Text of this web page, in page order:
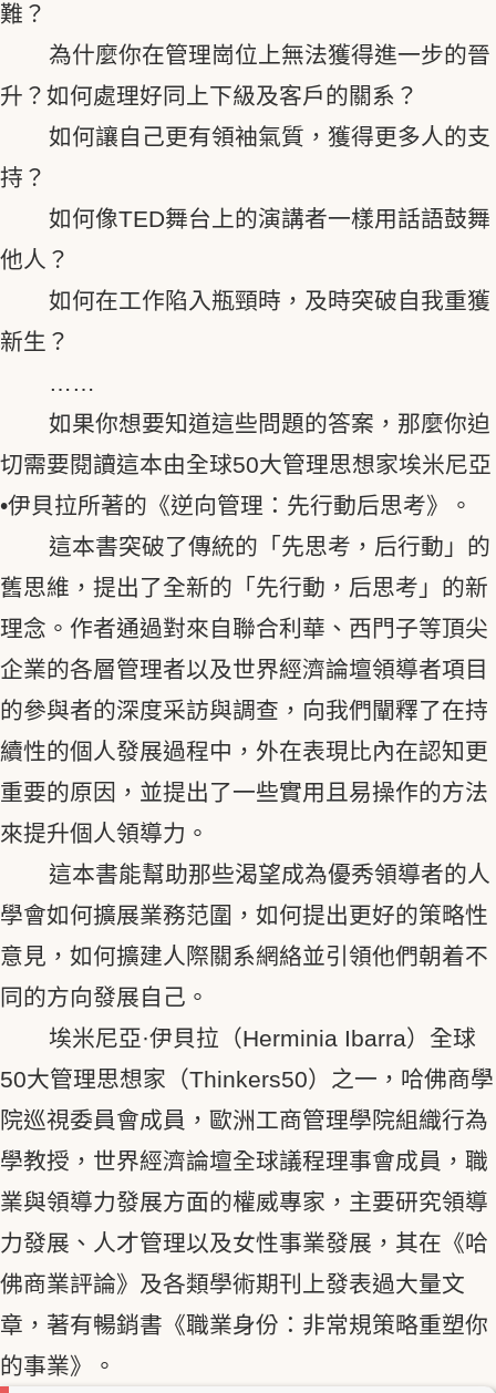
難？
為什麼你在管理崗位上無法獲得進一步的晉
升？如何處理好同上下級及客戶的關系？
如何讓自己更有領袖氣質，獲得更多人的支
持？
如何像TED舞台上的演講者一樣用話語鼓舞
他人？
如何在工作陷入瓶頸時，及時突破自我重獲
新生？
……
如果你想要知道這些問題的答案，那麼你迫
切需要閱讀這本由全球50大管理思想家埃米尼亞
•伊貝拉所著的《逆向管理：先行動后思考》。
這本書突破了傳統的「先思考，后行動」的
舊思維，提出了全新的「先行動，后思考」的新
理念。作者通過對來自聯合利華、西門子等頂尖
企業的各層管理者以及世界經濟論壇領導者項目
的參與者的深度采訪與調查，向我們闡釋了在持
續性的個人發展過程中，外在表現比內在認知更
重要的原因，並提出了一些實用且易操作的方法
來提升個人領導力。
這本書能幫助那些渴望成為優秀領導者的人
學會如何擴展業務范圍，如何提出更好的策略性
意見，如何擴建人際關系網絡並引領他們朝着不
同的方向發展自己。
埃米尼亞·伊貝拉（Herminia Ibarra）全球
50大管理思想家（Thinkers50）之一，哈佛商學
院巡視委員會成員，歐洲工商管理學院組織行為
學教授，世界經濟論壇全球議程理事會成員，職
業與領導力發展方面的權威專家，主要研究領導
力發展、人才管理以及女性事業發展，其在《哈
佛商業評論》及各類學術期刊上發表過大量文
章，著有暢銷書《職業身份：非常規策略重塑你
的事業》。